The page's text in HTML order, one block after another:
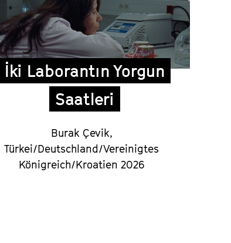
İki Laborantın Yorgun
Saatleri
Burak Çevik,
Türkei/Deutschland/Vereinigtes
Königreich/Kroatien 2026